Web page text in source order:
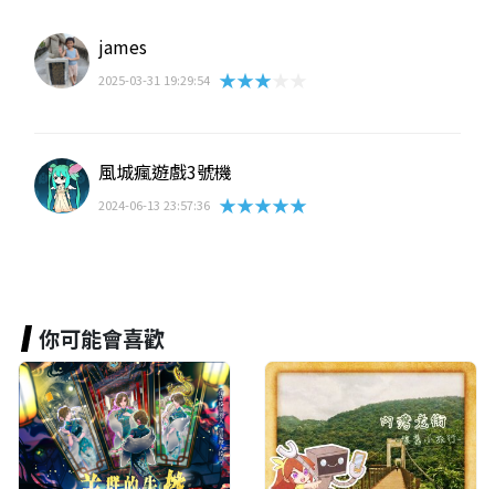
james
2025-03-31 19:29:54 ★★★★★
風城瘋遊戲3號機
2024-06-13 23:57:36 ★★★★★
你可能會喜歡